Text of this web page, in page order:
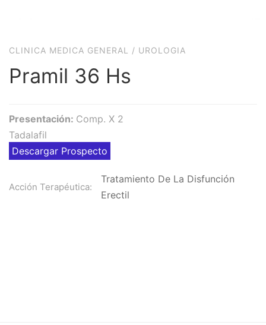
CLINICA MEDICA GENERAL / UROLOGIA
Pramil 36 Hs
Presentación: Comp. X 2
Tadalafil
Descargar Prospecto
Acción Terapéutica:
Tratamiento De La Disfunción
Erectil